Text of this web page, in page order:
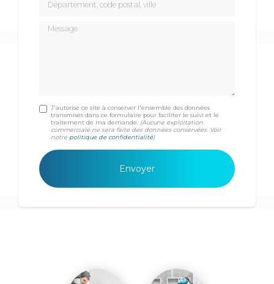
Message
J'autorise ce site à conserver l'ensemble des données
transmises dans ce formulaire pour faciliter le suivi et le
traitement de ma demande.
(Aucune exploitation
commerciale ne sera faite des données conservées. Voir
notre politique de confidentialité)